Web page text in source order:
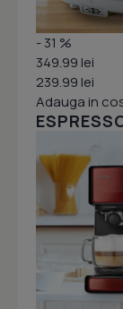
- 31 %
349.99 lei
239.99 lei
Adauga in